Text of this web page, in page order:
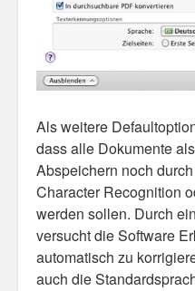
Als weitere
dass alle Dokumente
Abspeichern noch
Character Recognition
werden sollen. Durch
versucht die Software
automatisch zu
auch die